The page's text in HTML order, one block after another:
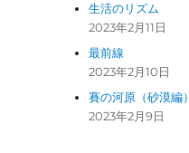
生活のリズム
2023年2月11日
最前線
2023年2月10日
賽の河原（砂漠編）
2023年2月9日